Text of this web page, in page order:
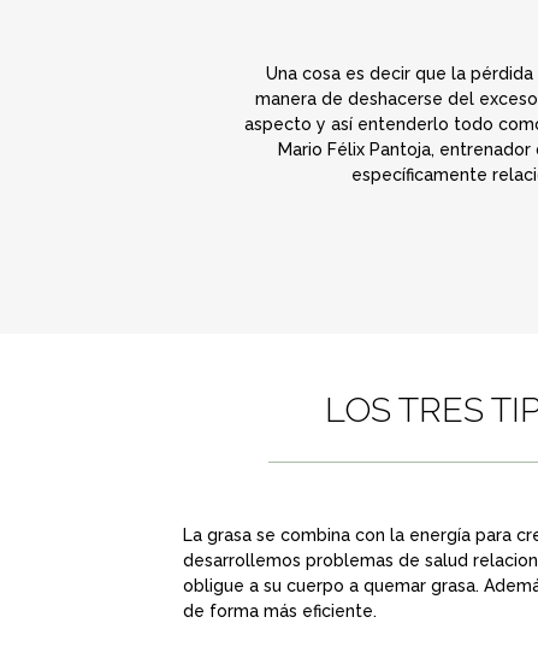
Una cosa es decir que la
manera de deshacerse del
aspecto y así entenderlo todo
Mario Félix Pantoja,
específicamente
LOS TRES
La grasa se combina con la energía para
desarrollemos problemas de salud
obligue a su cuerpo a quemar grasa.
de forma más eficiente.